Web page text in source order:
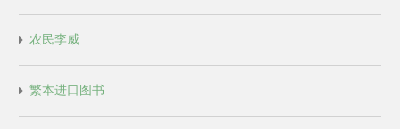
农民李威
繁本进口图书